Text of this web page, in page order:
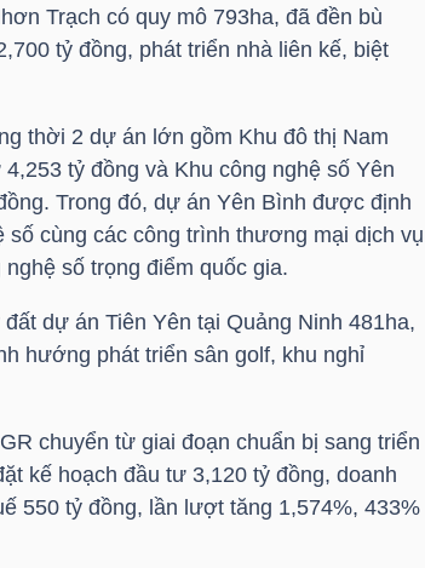
Trạch có quy mô 793ha, đã đền bù
tỷ đồng, phát triển nhà liên kế, biệt
thời 2 dự án lớn gồm Khu đô thị Nam
tỷ đồng và Khu công nghệ số Yên
Trong đó, dự án Yên Bình được định
cùng các công trình thương mại dịch vụ
số trọng điểm quốc gia.
dự án Tiên Yên tại Quảng Ninh 481ha,
hướng phát triển sân golf, khu nghỉ
chuyển từ giai đoạn chuẩn bị sang triển
kế hoạch đầu tư 3,120 tỷ đồng, doanh
550 tỷ đồng, lần lượt tăng 1,574%, 433%